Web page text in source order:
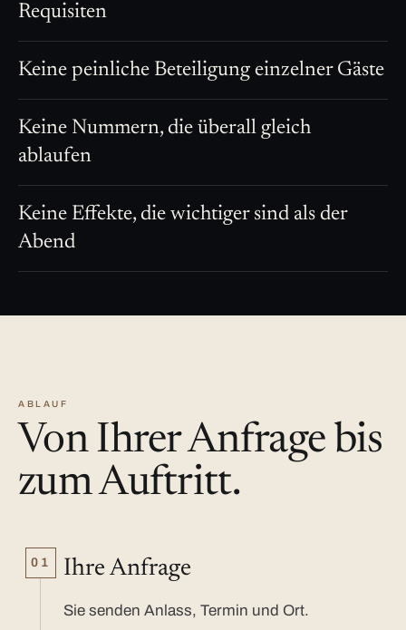
Requisiten
Keine peinliche Beteiligung einzelner Gäste
Keine Nummern, die überall gleich
ablaufen
Keine Effekte, die wichtiger sind als der
Abend
ABLAUF
Von Ihrer Anfrage bis
zum Auftritt.
01 Ihre Anfrage
Sie senden Anlass, Termin und Ort.